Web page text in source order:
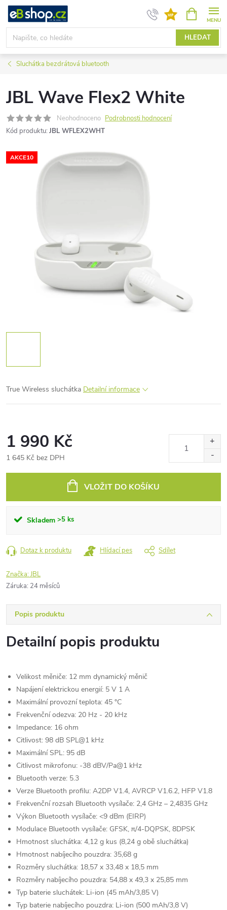
Přejít
obsah
HLEDAT
NÁKUPNÍ
KOŠÍK
Sluchátka bezdrátová bluetooth
JBL Wave Flex2 White
Neohodnoceno Podrobnosti hodnocení
Kód produktu: JBL WFLEX2WHT
AKCE10
True Wireless sluchátka Detailní informace
Skladem >5 ks
1 990 Kč
1 645 Kč bez DPH
VLOŽIT DO KOŠÍKU
Dotaz k produktu Hlídací pes Sdílet
Značka:JBL
Záruka: 24 měsíců
Popis produktu
Detailní popis produktu
Velikost měniče: 12 mm dynamický měnič
Napájení elektrickou energií: 5 V 1 A
Maximální provozní teplota: 45 °C
Frekvenční odezva: 20 Hz - 20 kHz
Impedance: 16 ohm
Citlivost: 98 dB SPL@1 kHz
Maximální SPL: 95 dB
Citlivost mikrofonu: -38 dBV/Pa@1 kHz
Bluetooth verze: 5.3
Verze Bluetooth profilu: A2DP V1.4, AVRCP V1.6.2, HFP V1.8
Frekvenční rozsah Bluetooth vysílače: 2,4 GHz – 2,4835 GHz
Výkon Bluetooth vysílače: <9 dBm (EIRP)
Modulace Bluetooth vysílače: GFSK, π/4-DQPSK, 8DPSK
Hmotnost sluchátka: 4,12 g kus (8,24 g obě sluchátka)
Hmotnost nabíjecího pouzdra: 35,68 g
Rozměry sluchátka: 18,57 x 33,48 x 18,5 mm
Rozměry nabíjecího pouzdra: 54,88 x 49,3 x 25,85 mm
Typ baterie sluchátek: Li-ion (45 mAh/3,85 V)
Typ baterie nabíjecího pouzdra: Li-ion (500 mAh/3,8 V)